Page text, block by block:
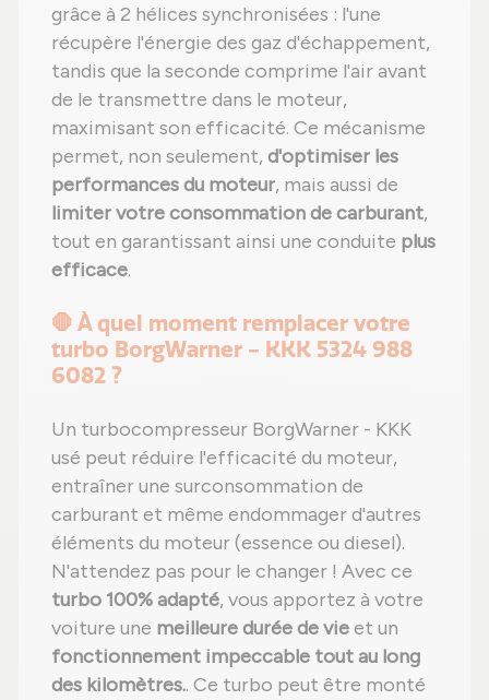
grâce à 2 hélices synchronisées : l'une
récupère l'énergie des gaz d'échappement,
tandis que la seconde comprime l'air avant
de le transmettre dans le moteur,
maximisant son efficacité. Ce mécanisme
permet, non seulement, d'optimiser les
performances du moteur, mais aussi de
limiter votre consommation de carburant,
tout en garantissant ainsi une conduite plus
efficace.
🛑 À quel moment remplacer votre
turbo BorgWarner - KKK 5324 988
6082 ?
Un turbocompresseur BorgWarner - KKK
usé peut réduire l'efficacité du moteur,
entraîner une surconsommation de
carburant et même endommager d'autres
éléments du moteur (essence ou diesel).
N'attendez pas pour le changer ! Avec ce
turbo 100% adapté, vous apportez à votre
voiture une meilleure durée de vieet un
fonctionnement impeccable tout au long
des kilomètres.. Ce turbo peut être monté